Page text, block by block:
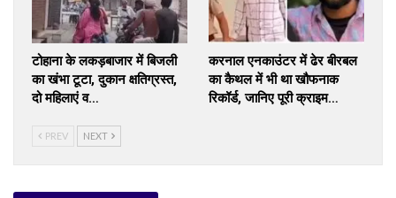
टोहाना के लकड़बाजार में बिजली
का खंभा टूटा, दुकान क्षतिग्रस्त,
दो महिलाएं व…
करनाल एनकाउंटर में ढेर बीरबल
का कैथल में भी था खौफनाक
रिकॉर्ड, जानिए पूरी क्राइम…
PREV NEXT